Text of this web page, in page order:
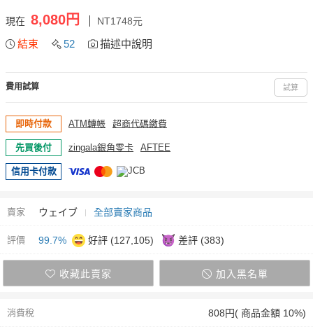
現在 8,080円 NT1748元
結束 52 描述中說明
費用試算 試算
即時付款 ATM轉帳 超商代碼繳費
先買後付 zingala銀角零卡 AFTEE
信用卡付款
賣家 ウェイブ 全部賣家商品
評價 99.7% 好評 (127,105) 差評 (383)
收藏此賣家 加入黑名單
消費稅 808円( 商品金額 10%)